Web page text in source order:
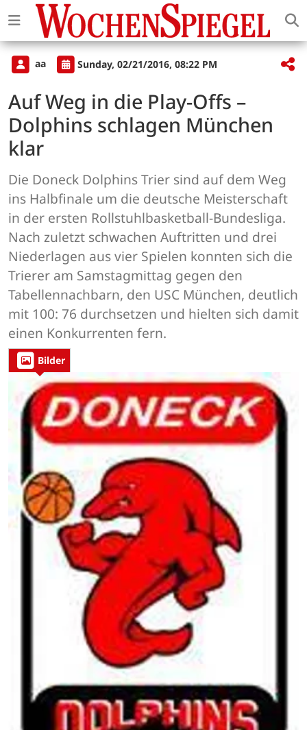
aa Sunday, 02/21/2016, 08:22 PM
Auf Weg in die Play-Offs –
Dolphins schlagen München
klar
Die Doneck Dolphins Trier sind auf dem Weg
ins Halbfinale um die deutsche Meisterschaft
in der ersten Rollstuhlbasketball-Bundesliga.
Nach zuletzt schwachen Auftritten und drei
Niederlagen aus vier Spielen konnten sich die
Trierer am Samstagmittag gegen den
Tabellennachbarn, den USC München, deutlich
mit 100: 76 durchsetzen und hielten sich damit
einen Konkurrenten fern.
Bilder